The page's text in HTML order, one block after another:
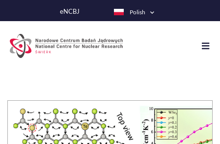
do
eNCBJ Polish